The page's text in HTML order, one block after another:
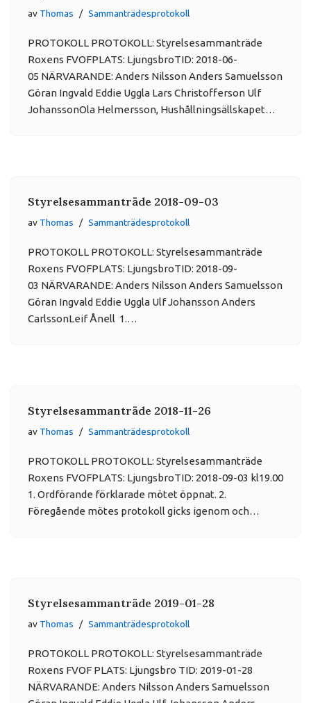
av Thomas Sammanträdesprotokoll
PROTOKOLL PROTOKOLL: Styrelsesammanträde
Roxens FVOFPLATS: LjungsbroTID: 2018-06-
05 NÄRVARANDE: Anders Nilsson Anders Samuelsson
Göran Ingvald Eddie Uggla Lars Christofferson Ulf
JohanssonOla Helmersson, Hushållningsällskapet…
Styrelsesammanträde 2018-09-03
av Thomas Sammanträdesprotokoll
PROTOKOLL PROTOKOLL: Styrelsesammanträde
Roxens FVOFPLATS: LjungsbroTID: 2018-09-
03 NÄRVARANDE: Anders Nilsson Anders Samuelsson
Göran Ingvald Eddie Uggla Ulf Johansson Anders
CarlssonLeif Ånell 1.…
Styrelsesammanträde 2018-11-26
av Thomas Sammanträdesprotokoll
PROTOKOLL PROTOKOLL: Styrelsesammanträde
Roxens FVOFPLATS: LjungsbroTID: 2018-09-03 kl19.00
1. Ordförande förklarade mötet öppnat. 2.
Föregående mötes protokoll gicks igenom och…
Styrelsesammanträde 2019-01-28
av Thomas Sammanträdesprotokoll
PROTOKOLL PROTOKOLL: Styrelsesammanträde
Roxens FVOF PLATS: Ljungsbro TID: 2019-01-28
NÄRVARANDE: Anders Nilsson Anders Samuelsson